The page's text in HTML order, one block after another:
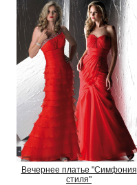
Вечернее платье "Симфония
стиля"